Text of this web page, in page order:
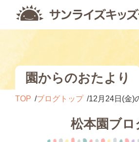
園からのおたより
TOP ブログトップ 12月24日(金)
松本園ブロ